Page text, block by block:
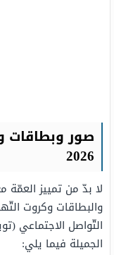
صور وبطاقات
2026
لا بدّ من تمييز
والبطاقات وكروت
التّواصل الاجتماعي
الجميلة فيما يلي: